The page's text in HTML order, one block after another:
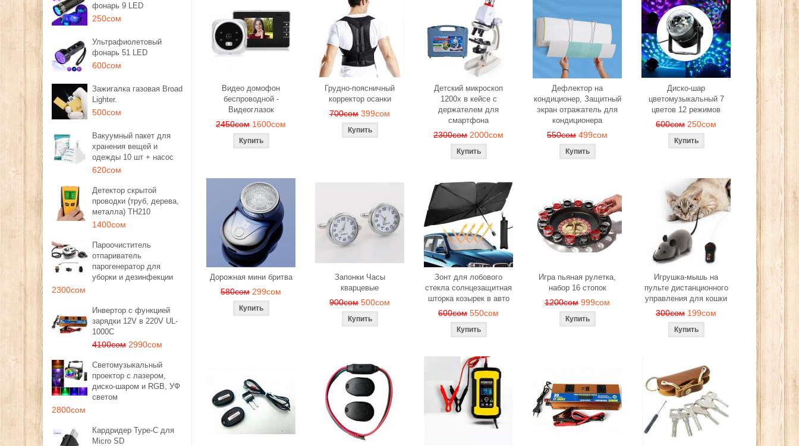
фонарь 9 LED
250сом
Ультрафиолетовый
фонарь 51 LED
600сом
Зажигалка газовая Broad
Lighter.
500сом
Вакуумный пакет для
хранения вещей и
одежды 10 шт + насос
620сом
Детектор скрытой
проводки (труб, дерева,
металла) TH210
1400сом
Пароочиститель
отпариватель
парогенератор для
уборки и дезинфекции
2300сом
Инвертор с функцией
зарядки 12V в 220V UL-
1000C
4100сом 2990сом
Светомузыкальный
проектор с лазером,
диско-шаром и RGB, УФ
светом
2800сом
Кардридер Type-C для
Micro SD
Видео домофон
беспроводной -
Видеоглазок
2450сом 1600сом
Грудно-поясничный
корректор осанки
700сом 399сом
Детский микроскоп
1200x в кейсе с
держателем для
смартфона
2300сом 2000сом
Дефлектор на
кондиционер, Защитный
экран отражатель для
кондиционера
550сом 499сом
Диско-шар
цветомузыкальный 7
цветов 12 режимов
600сом 250сом
Дорожная мини бритва
580сом 299сом
Запонки Часы
кварцевые
900сом 500сом
Зонт для лобового
стекла солнцезащитная
шторка козырек в авто
600сом 550сом
Игра пьяная рулетка,
набор 16 стопок
1200сом 999сом
Игрушка-мышь на
пульте дистанционного
управления для кошки
300сом 199сом